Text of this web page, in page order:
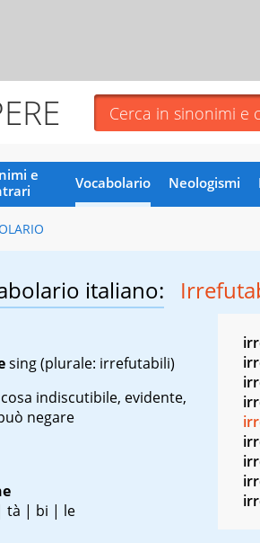
e
Vocabolario Neologismi
italiano:
sing(plurale: irrefutabili)
indiscutibile, evidente,
negare
tà | bi | le